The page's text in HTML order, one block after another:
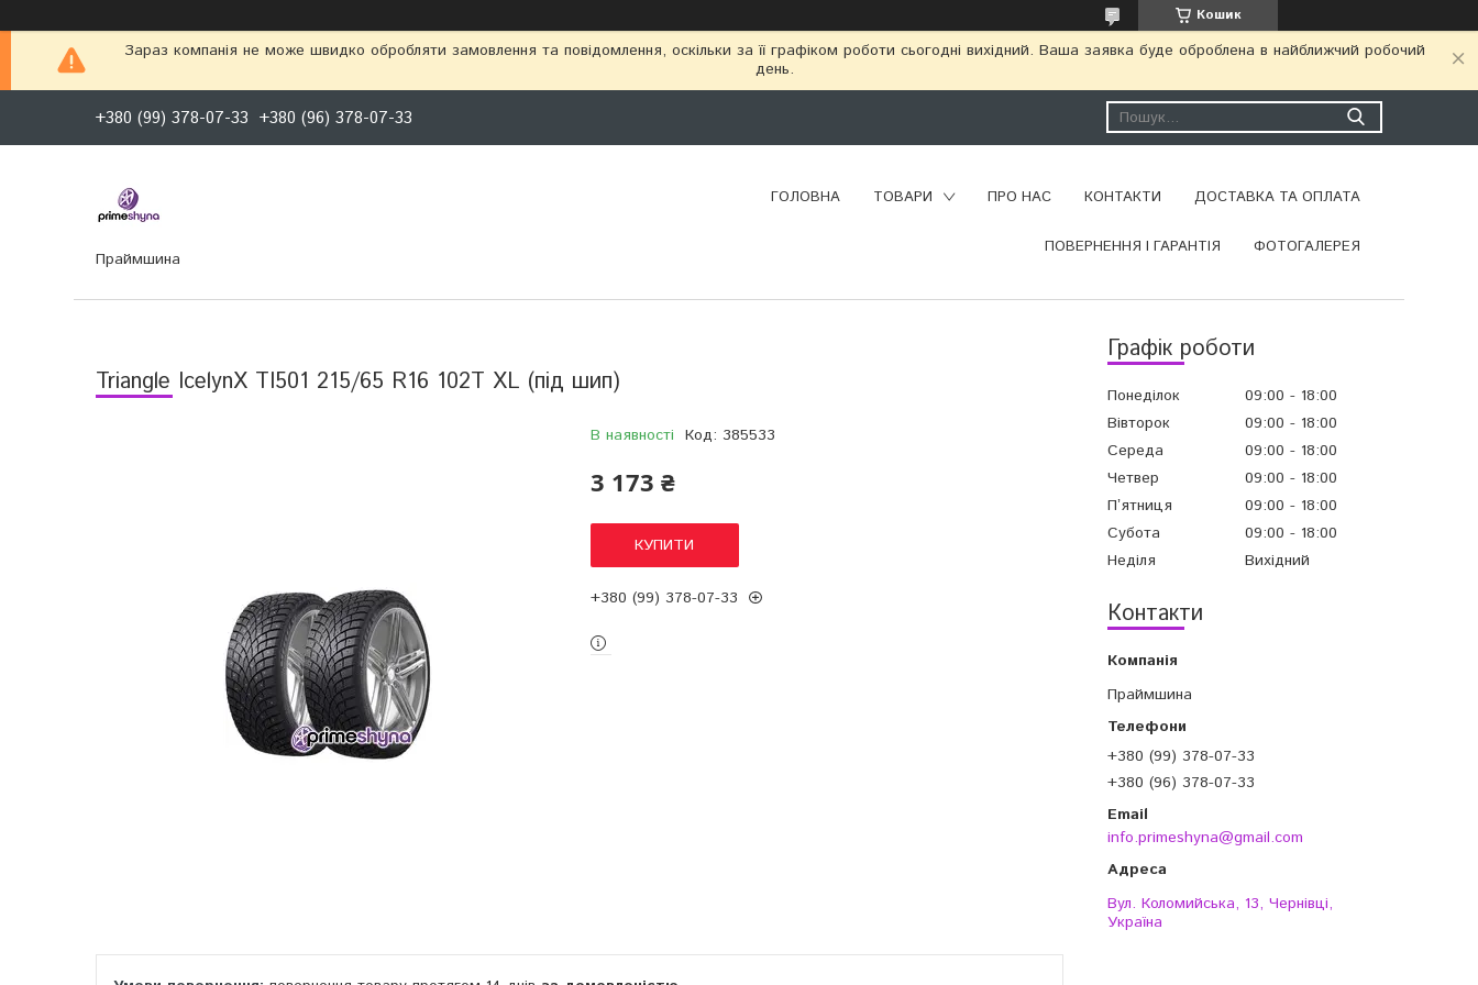
Кошик
Зараз компанія не може швидко обробляти замовлення та повідомлення, оскільки за її графіком роботи сьогодні вихідний. Ваша заявка буде оброблена в найближчий робочий
день.
+380 (99) 378-07-33 +380 (96) 378-07-33
Праймшина
ГОЛОВНА ТОВАРИ ПРО НАС КОНТАКТИ ДОСТАВКА ТА ОПЛАТА
ПОВЕРНЕННЯ І ГАРАНТІЯ ФОТОГАЛЕРЕЯ
Графік роботи
Понеділок 09:00
18:00
Вівторок
09:00
18:00
Середа
09:00
18:00
Четвер
09:00
18:00
Пʼятниця
09:00
18:00
Субота
09:00
18:00
Неділя
Вихідний
Контакти
Праймшина
+380 (99) 378-07-33
+380 (96) 378-07-33
info.primeshyna@gmail.com
Вул. Коломийська, 13, Чернівці,
Україна
Triangle IcelynX TI501 215/65 R16 102T XL (під шип)
В наявності Код: 385533
3 173 ₴
КУПИТИ
+380 (99) 378-07-33